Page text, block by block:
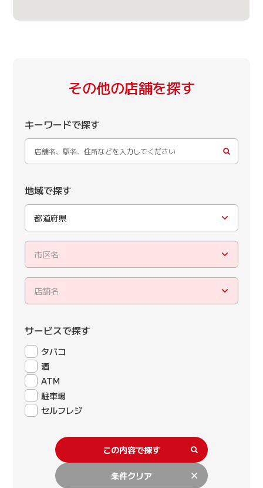
その他の店舗を探す
キーワードで探す
地域で探す
都道府県
市区名
店舗名
サービスで探す
タバコ
酒
ATM
駐車場
セルフレジ
この内容で探す
条件クリア